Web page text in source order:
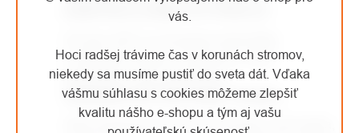
vás.
Hoci radšej trávime čas v korunách stromov,
niekedy sa musíme pustiť do sveta dát. Vďaka
vášmu súhlasu s cookies môžeme zlepšiť
kvalitu nášho e-shopu a tým aj vašu
SAMI PRACUJEME VO VÝŠKACH
a výškovým prácam. Vybavenie, ktoré
predávame, sami používame.
JEDNODUCHÉ VRÁTENIE TOVARU
Vaša spokojnosť je pre nás prioritou číslo jedna,